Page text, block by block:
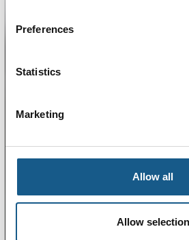
Preferences
Statistics
Marketing
Allow all
Allow selection